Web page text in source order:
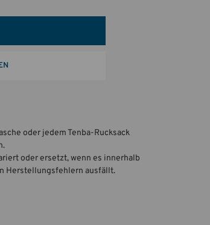
oder jedem Tenba-Rucksack
oder ersetzt, wenn es innerhalb
Herstellungsfehlern ausfällt.